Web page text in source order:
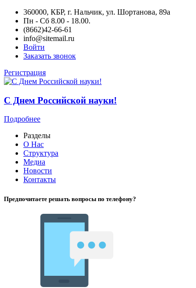
360000, КБР, г. Нальчик, ул. Шортанова, 89а
Пн - Сб 8.00 - 18.00.
(8662)42-66-61
info@sitemail.ru
Войти
Заказать звонок
Регистрация
С Днем Российской науки!
Подробнее
Разделы
О Нас
Структура
Медиа
Новости
Контакты
Предпочитаете решать вопросы по телефону?